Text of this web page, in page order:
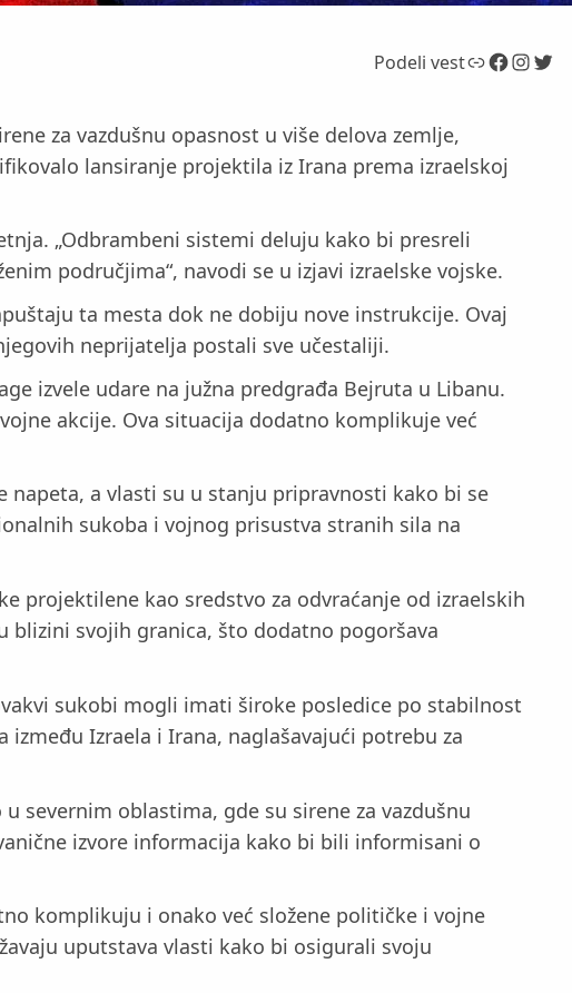
Podeli vestLink Facebook InstagramTwitter
za vazdušnu opasnost u više delova zemlje,
lansiranje projektila iz Irana prema izraelskoj
„Odbrambeni sistemi deluju kako bi presreli
područjima“, navodi se u izjavi izraelske vojske.
ta mesta dok ne dobiju nove instrukcije. Ovaj
neprijatelja postali sve učestaliji.
izvele udare na južna predgrađa Bejruta u Libanu.
akcije. Ova situacija dodatno komplikuje već
a vlasti su u stanju pripravnosti kako bi se
sukoba i vojnog prisustva stranih sila na
projektilene kao sredstvo za odvraćanje od izraelskih
blizini svojih granica, što dodatno pogoršava
sukobi mogli imati široke posledice po stabilnost
Izraela i Irana, naglašavajući potrebu za
severnim oblastima, gde su sirene za vazdušnu
izvore informacija kako bi bili informisani o
komplikuju i onako već složene političke i vojne
uputstava vlasti kako bi osigurali svoju